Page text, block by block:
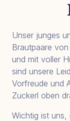
Unser junges
Brautpaare
und mit voller
sind unsere
Vorfreude und
Zuckerl oben
Wichtig ist uns,